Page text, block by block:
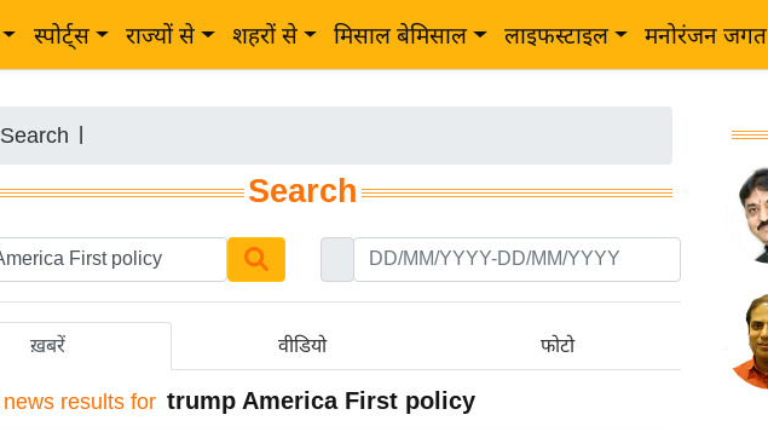
स्पोर्ट्स राज्यों से शहरों से मिसाल बेमिसाल लाइफस्टाइल मनोरंजन जगत
Search
Search
ख़बरें वीडियो फोटो
news results for trump America First policy